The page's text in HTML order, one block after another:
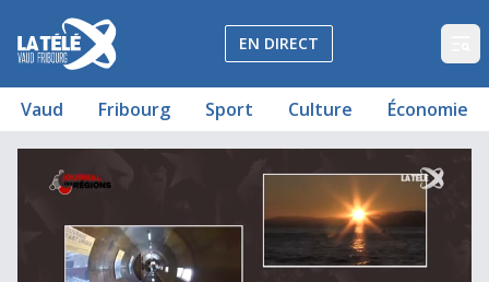
La Télé - Télévision régionale Vaud et Fribourg
EN DIRECT
Vaud Fribourg Sport Culture Économie